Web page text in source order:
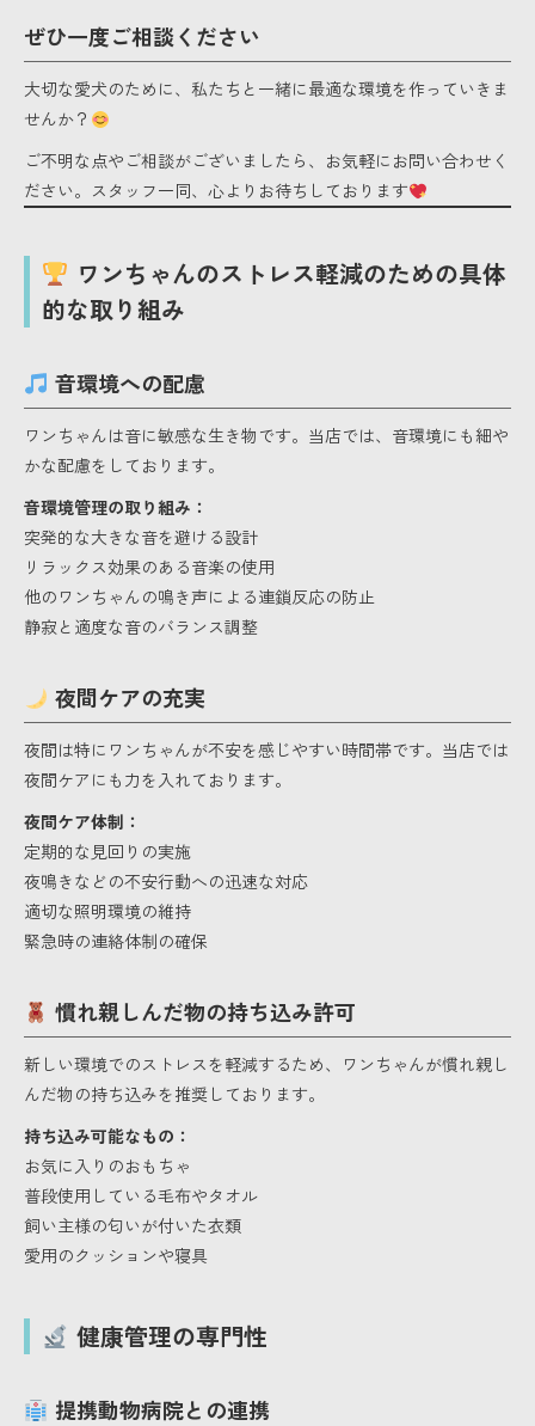
ぜひ一度ご相談ください
大切な愛犬のために、私たちと一緒に最適な環境を作っていきま
せんか？
ご不明な点やご相談がございましたら、お気軽にお問い合わせく
ださい。スタッフ一同、心よりお待ちしております
ワンちゃんのストレス軽減のための具体
的な取り組み
音環境への配慮
ワンちゃんは音に敏感な生き物です。当店では、音環境にも細や
かな配慮をしております。
音環境管理の取り組み：
突発的な大きな音を避ける設計
リラックス効果のある音楽の使用
他のワンちゃんの鳴き声による連鎖反応の防止
静寂と適度な音のバランス調整
夜間ケアの充実
夜間は特にワンちゃんが不安を感じやすい時間帯です。当店では
夜間ケアにも力を入れております。
夜間ケア体制：
定期的な見回りの実施
夜鳴きなどの不安行動への迅速な対応
適切な照明環境の維持
緊急時の連絡体制の確保
慣れ親しんだ物の持ち込み許可
新しい環境でのストレスを軽減するため、ワンちゃんが慣れ親し
んだ物の持ち込みを推奨しております。
持ち込み可能なもの：
お気に入りのおもちゃ
普段使用している毛布やタオル
飼い主様の匂いが付いた衣類
愛用のクッションや寝具
健康管理の専門性
提携動物病院との連携